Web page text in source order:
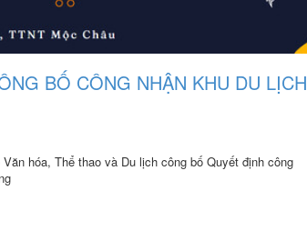
BỐ CÔNG NHẬN KHU DU LỊCH
hóa, Thể thao và Du lịch công bố Quyết định công